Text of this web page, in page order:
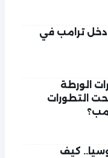
دخل ترامب في
الورطة
التطورات
كيف